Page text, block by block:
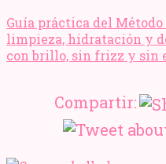
Guía práctica del
limpieza, hidratación y
con brillo, sin frizz y sin
Compartir: